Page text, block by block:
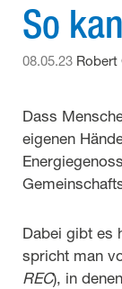
So
08.05.23 Robert
Dass
eigenen
Dabei gibt es
spricht man
REC), in